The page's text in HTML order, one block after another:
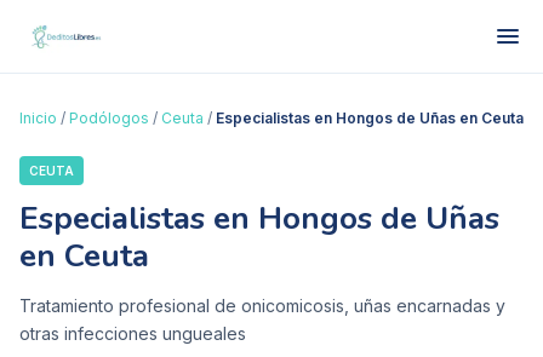
Inicio / Podólogos / Ceuta / Especialistas en Hongos de Uñas en Ceuta
CEUTA
Especialistas en Hongos de Uñas
en Ceuta
Tratamiento profesional de onicomicosis, uñas encarnadas y
otras infecciones ungueales